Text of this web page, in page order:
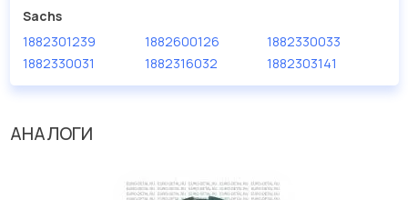
Sachs
1882301239
1882600126
1882330033
1882330031
1882316032 1882303141
АНАЛОГИ